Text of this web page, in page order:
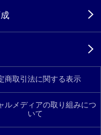
商取引法に関する表示
ルメディアの取り組みにつ
いて